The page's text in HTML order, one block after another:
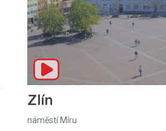
Zlín
náměstí Míru